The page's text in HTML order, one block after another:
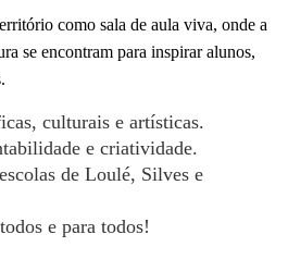
como sala de aula viva, onde a
se encontram para inspirar alunos,
culturais e artísticas.
e criatividade.
de Loulé, Silves e
e para todos!